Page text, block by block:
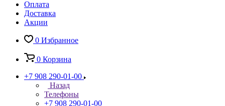
Оплата
Доставка
Акции
0 Избранное
0 Корзина
+7 908 290-01-00
Назад
Телефоны
+7 908 290-01-00